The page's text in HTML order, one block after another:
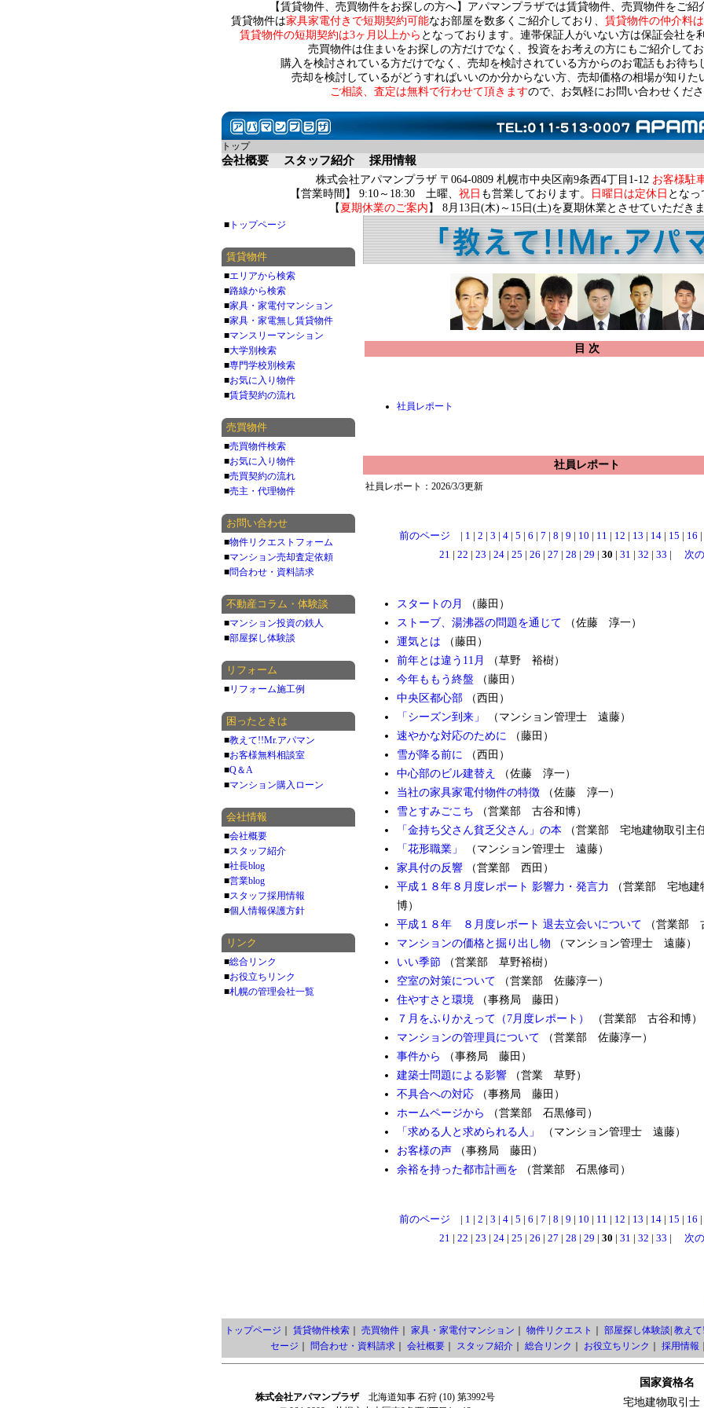
【賃貸物件、売買物件をお探しの方へ】アパマンプラザでは賃貸物件、売買物件をご紹
賃貸物件は家具家電付きで短期契約可能なお部屋を数多くご紹介しており、 賃貸物件の仲介料
賃貸物件の短期契約は3ヶ月以上から となっております。連帯保証人がいない方は保証会社を
売買物件は住まいをお探しの方だけでなく、投資をお考えの方にもご紹介してお
購入を検討されている方だけでなく、売却を検討されている方からのお電話もお待ち
売却を検討しているがどうすればいいのか分からない方、売却価格の相場が知りた
ご相談、査定は無料で行わせて頂きますので、お気軽にお問い合わせくださ
トップ
会社概要 スタッフ紹介 採用情報
株式会社アパマンプラザ 〒064-0809 札幌市中央区南9条西4丁目1-12 お客様駐
【営業時間】 9:10～18:30 土曜、 祝日 も営業しております。 日曜日は定休日 となっ
【 夏期休業のご案内 】 8月13日(木)～15日(土)を夏期休業とさせていただきま
目 次
社員レポート
社員レポート
社員レポート：2026/3/3更新
前のページ | 1 | 2 | 3 | 4 | 5 | 6 | 7 | 8 | 9 | 10 | 11 | 12 | 13 | 14 | 15 | 16 |
21 | 22 | 23 | 24| 25 | 26 | 27 | 28 | 29 | 30 | 31 | 32 | 33 | 次
スタートの月
（藤田）
ストーブ、湯沸器の問題を通じて （佐藤 淳一）
運気とは （藤田）
前年とは違う11月
（草野 裕樹）
今年ももう終盤 （藤田）
中央区都心部 （西田）
「シーズン到来」
（マンション管理士 遠藤）
速やかな対応のために （藤田）
雪が降る前に （西田）
中心部のビル建替え
（佐藤 淳一）
当社の家具家電付物件の特徴 （佐藤 淳一）
雪とすみごこち （営業部 古谷和博）
「金持ち父さん貧乏父さん」の本 （営業部 宅地建物取引主
「花形職業」
（マンション管理士 遠藤）
家具付の反響 （営業部 西田）
平成１８年８月度レポート 影響力・発言力
（営業部 宅地建
博）
平成１８年 ８月度レポート 退去立会いについて （営業部
マンションの価格と掘り出し物 （マンション管理士 遠藤）
いい季節 （営業部 草野裕樹）
空室の対策について （営業部 佐藤淳一）
住やすさと環境 （事務局 藤田）
７月をふりかえって（7月度レポート）
（営業部 古谷和博）
マンションの管理員について （営業部 佐藤淳一）
事件から
（事務局 藤田）
建築士問題による影響 （営業 草野）
不具合への対応 （事務局 藤田）
ホームページから
（営業部 石黒修司）
「求める人と求められる人」
（マンション管理士 遠藤）
お客様の声 （事務局 藤田）
余裕を持った都市計画を （営業部 石黒修司）
前のページ | 1 | 2 | 3 | 4 | 5 | 6 | 7 | 8 | 9 | 10 | 11 | 12 | 13 | 14 | 15 | 16 |
21 | 22 | 23 | 24| 25 | 26 | 27 | 28 | 29 | 30 | 31 | 32 | 33 | 次
■ トップページ
賃貸物件
■エリアから検索
■路線から検索
■家具・家電付マンション
■家具・家電無し賃貸物件
■マンスリーマンション
■大学別検索
■専門学校別検索
■お気に入り物件
■賃貸契約の流れ
売買物件
■売買物件検索
■お気に入り物件
■売買契約の流れ
■売主・代理物件
お問い合わせ
■物件リクエストフォーム
■マンション売却査定依頼
■問合わせ・資料請求
不動産コラム・体験談
■マンション投資の鉄人
■部屋探し体験談
リフォーム
■リフォーム施工例
困ったときは
■教えて!!Mr.アパマン
■お客様無料相談室
■Q＆A
■マンション購入ローン
会社情報
■会社概要
■スタッフ紹介
■社長blog
■営業blog
■スタッフ採用情報
■個人情報保護方針
リンク
■総合リンク
■お役立ちリンク
■札幌の管理会社一覧
トップページ 賃貸物件検索｜ 売買物件｜ 家具・家電付マンション 物件リクエスト 部屋探し体験談 教え
セージ
問合わせ・資料請求｜ 会社概要｜ スタッフ紹介｜ 総合リンク お役立ちリンク 採用情報
株式会社アパマンプラザ北海道知事 石狩 (10) 第3992号
国家資格名
宅地建物取引士